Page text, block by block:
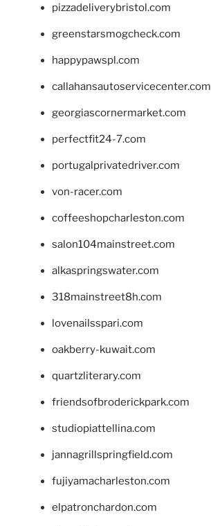
pizzadeliverybristol.com
greenstarsmogcheck.com
happypawspl.com
callahansautoservicecenter.com
georgiascornermarket.com
perfectfit24-7.com
portugalprivatedriver.com
von-racer.com
coffeeshopcharleston.com
salon104mainstreet.com
alkaspringswater.com
318mainstreet8h.com
lovenailsspari.com
oakberry-kuwait.com
quartzliterary.com
friendsofbroderickpark.com
studiopiattellina.com
jannagrillspringfield.com
fujiyamacharleston.com
elpatronchardon.com